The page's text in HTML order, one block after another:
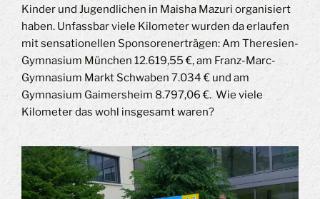
Kinder und Jugendlichen in Maisha Mazuri organisiert
haben. Unfassbar viele Kilometer wurden da erlaufen
mit sensationellen Sponsorenerträgen: Am Theresien-
Gymnasium München 12.619,55 €, am Franz-Marc-
Gymnasium Markt Schwaben 7.034 € und am
Gymnasium Gaimersheim 8.797,06 €. Wie viele
Kilometer das wohl insgesamt waren?